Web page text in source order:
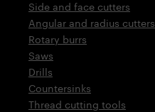
Side and face cutters
Angular and radius cutters
Rotary burrs
Saws
Drills
Countersinks
Thread cutting tools